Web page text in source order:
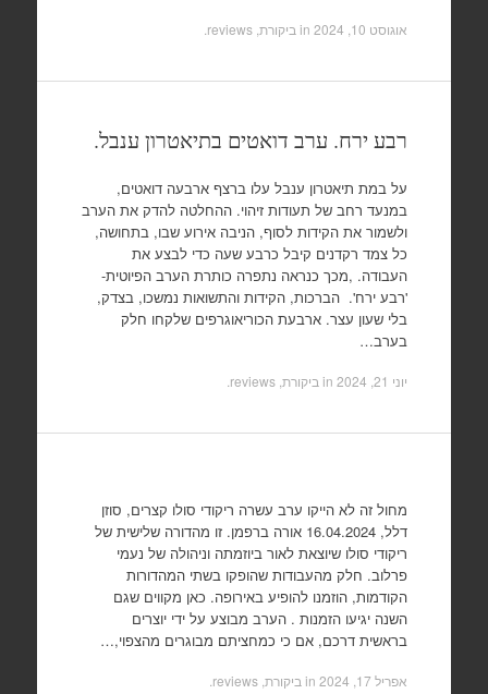
אוגוסט 10, 2024 in ביקורת, reviews
רבע ירח. ערב דואטים בתיאטרון ענבל.
על במת תיאטרון ענבל עלו ברצף ארבעה דואטים,
במנעד רחב של תעודות זיהוי. ההחלטה להדק את הערב
ולשמור את הקידות לסוף, הניבה אירוע שבו, בתחושה,
כל צמד רקדנים קיבל כרבע שעה כדי לבצע את
העבודה. ,מכך כנראה נתפרה כותרת הערב הפיוטית-
'רבע ירח'. הברכות, הקידות והתשואות נמשכו, בצדק,
בלי שעון עצר. ארבעת הכוריאוגרפים שלקחו חלק
בערב…
יוני 21, 2024 in ביקורת, reviews
מחול זה לא הייקו ערב עשרה ריקודי סולו קצרים, סוזן
דלל, 16.04.2024 אורה ברפמן. זו מהדורה שלישית של
ריקודי סולו שיוצאת לאור ביוזמתה וניהולה של נעמי
פרלוב. חלק מהעבודות שהופקו בשתי המהדורות
הקודמות, הוזמנו להופיע באירופה. כאן מקווים שגם
השנה יגיעו הזמנות . הערב מבוצע על ידי יוצרים
בראשית דרכם, אם כי כמחציתם מבוגרים מהצפוי,…
אפריל 17, 2024 in ביקורת, reviews